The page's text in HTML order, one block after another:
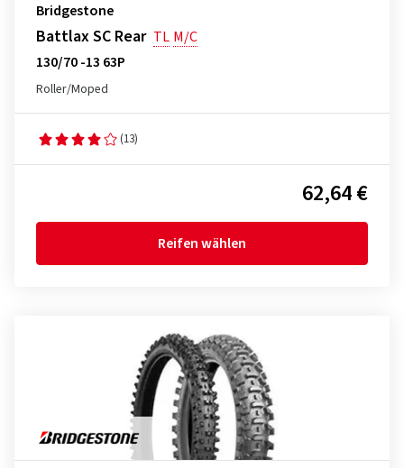
Bridgestone
Battlax SC Rear TL M/C
130/70 -13 63P
Roller/Moped
(13)
62,64 €
Reifen wählen